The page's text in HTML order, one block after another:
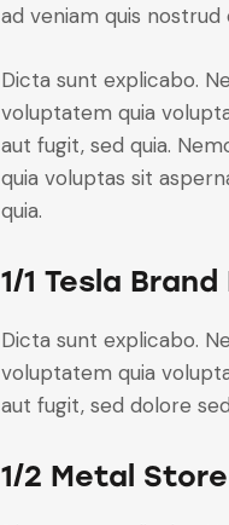
ad veniam quis
Dicta sunt explicabo.
voluptatem quia
aut fugit, sed quia.
quia voluptas sit
quia.
1/1 Tesla
Dicta sunt explicabo.
voluptatem quia
aut fugit, sed dolore
1/2 Metal Store